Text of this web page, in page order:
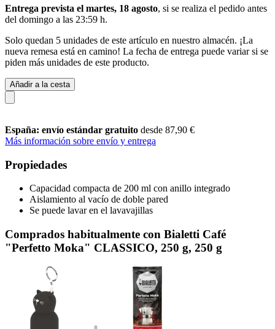
Entrega prevista el martes, 18 agosto, si se realiza el pedido antes
del domingo a las 23:59 h.
Solo quedan 5 unidades de este artículo en nuestro almacén. ¡La
nueva remesa está en camino! La fecha de entrega puede variar si se
piden más unidades de este producto.
Añadir a la cesta
España: envío estándar gratuito desde 87,90 €
Más información sobre envío y entrega
Propiedades
Capacidad compacta de 200 ml con anillo integrado
Aislamiento al vacío de doble pared
Se puede lavar en el lavavajillas
Comprados habitualmente con Bialetti Café
"Perfetto Moka" CLASSICO, 250 g, 250 g